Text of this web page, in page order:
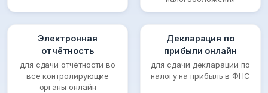
Электронная
отчётность
для сдачи отчётности во
все контролирующие
органы онлайн
Декларация по
прибыли онлайн
для сдачи декларации по
налогу на прибыль в ФНС